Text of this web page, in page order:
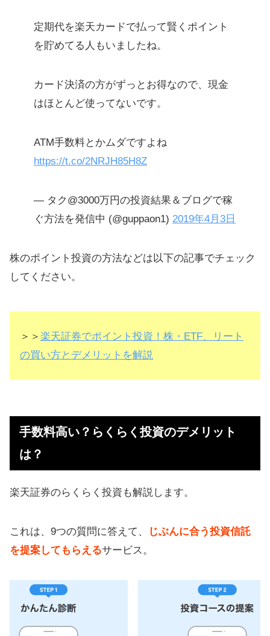
定期代を楽天カードで払って賢くポイント
を貯めてる人もいましたね。
カード決済の方がずっとお得なので、現金
はほとんど使ってないです。
ATM手数料とかムダですよね
https://t.co/2NRJH85H8Z
— タク@3000万円の投資結果＆ブログで稼
ぐ方法を発信中 (@guppaon1) 2019年4月3日
株のポイント投資の方法などは以下の記事でチェック
してください。
＞＞ 楽天証券でポイント投資！株・ETF、リート
の買い方とデメリットを解説
手数料高い？らくらく投資のデメリット
は？
楽天証券のらくらく投資も解説します。
これは、9つの質問に答えて、
じぶんに合う投資信託
を提案してもらえるサービス。